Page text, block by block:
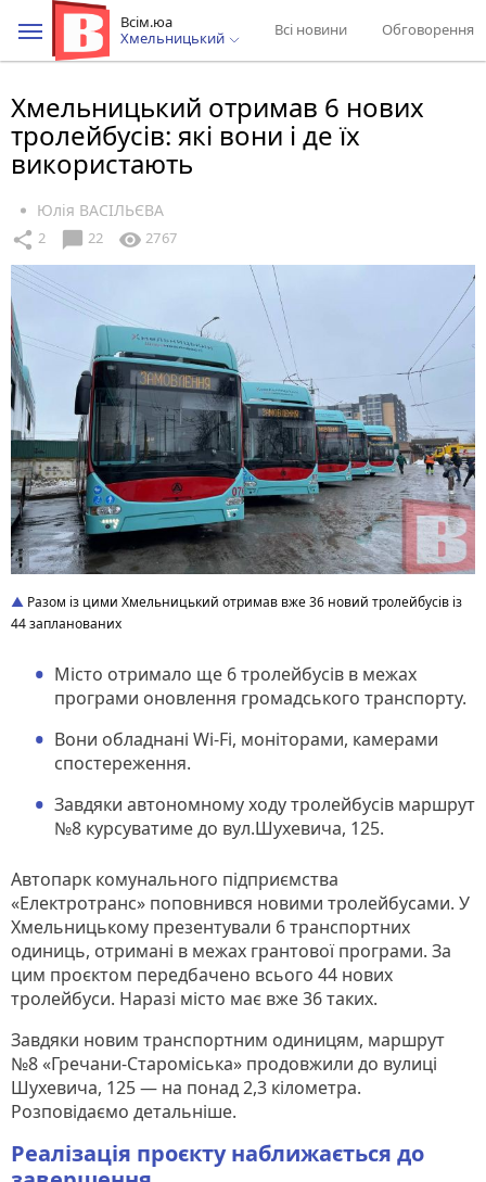
Всім.юа
Хмельницький
Всі новини Обговорення
Хмельницький отримав 6 нових
тролейбусів: які вони і де їх
використають
Юлія ВАСІЛЬЄВА
share 2 chat_bubble 22 visibility 2767
Разом із цими Хмельницький отримав вже 36 новий тролейбусів із
44 запланованих
Місто отримало ще 6 тролейбусів в межах
програми оновлення громадського транспорту.
Вони обладнані Wi-Fi, моніторами, камерами
спостереження.
Завдяки автономному ходу тролейбусів маршрут
№8 курсуватиме до вул.Шухевича, 125.
Автопарк комунального підприємства
«Електротранс» поповнився новими тролейбусами. У
Хмельницькому презентували 6 транспортних
одиниць, отримані в межах грантової програми. За
цим проєктом передбачено всього 44 нових
тролейбуси. Наразі місто має вже 36 таких.
Завдяки новим транспортним одиницям, маршрут
№8 «Гречани-Староміська» продовжили до вулиці
Шухевича, 125 — на понад 2,3 кілометра.
Розповідаємо детальніше.
Реалізація проєкту наближається до